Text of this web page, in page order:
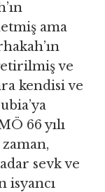
ama
ve
kendisi ve
66 yılı
zaman,
sevk ve
isyancı